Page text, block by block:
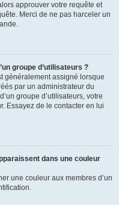
approuver votre requête et
Merci de ne pas harceler un
groupe d’utilisateurs ?
généralement assigné lorsque
par un administrateur du
groupe d’utilisateurs, votre
Essayez de le contacter en lui
dans une couleur
une couleur aux membres d’un